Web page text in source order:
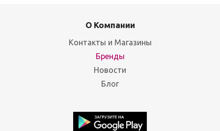
О Компании
Контакты и Магазины
Бренды
Новости
Блог